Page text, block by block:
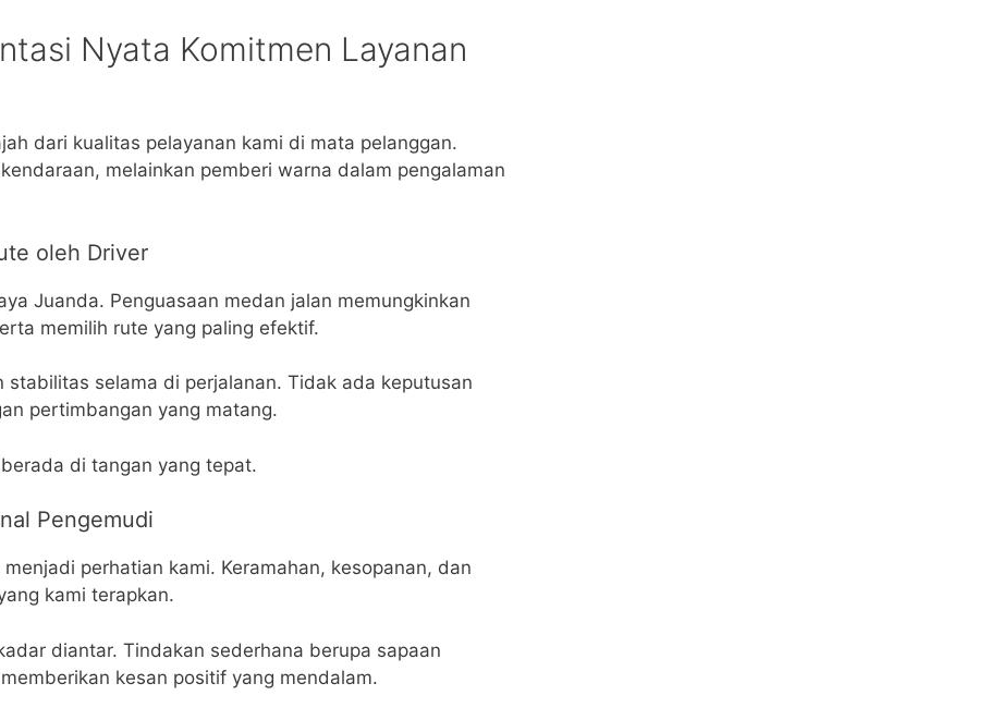
Nyata Komitmen Layanan
dari kualitas pelayanan kami di mata pelanggan.
melainkan pemberi warna dalam pengalaman
oleh Driver
Juanda. Penguasaan medan jalan memungkinkan
memilih rute yang paling efektif.
selama di perjalanan. Tidak ada keputusan
pertimbangan yang matang.
di tangan yang tepat.
Pengemudi
perhatian kami. Keramahan, kesopanan, dan
kami terapkan.
diantar. Tindakan sederhana berupa sapaan
kesan positif yang mendalam.